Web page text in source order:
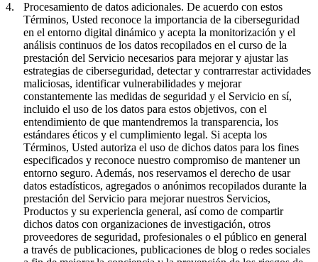
4.
Procesamiento de datos adicionales. De acuerdo con estos
Términos, Usted reconoce la importancia de la ciberseguridad
en el entorno digital dinámico y acepta la monitorización y el
análisis continuos de los datos recopilados en el curso de la
prestación del Servicio necesarios para mejorar y ajustar las
estrategias de ciberseguridad, detectar y contrarrestar actividades
maliciosas, identificar vulnerabilidades y mejorar
constantemente las medidas de seguridad y el Servicio en sí,
incluido el uso de los datos para estos objetivos, con el
entendimiento de que mantendremos la transparencia, los
estándares éticos y el cumplimiento legal. Si acepta los
Términos, Usted autoriza el uso de dichos datos para los fines
especificados y reconoce nuestro compromiso de mantener un
entorno seguro. Además, nos reservamos el derecho de usar
datos estadísticos, agregados o anónimos recopilados durante la
prestación del Servicio para mejorar nuestros Servicios,
Productos y su experiencia general, así como de compartir
dichos datos con organizaciones de investigación, otros
proveedores de seguridad, profesionales o el público en general
a través de publicaciones, publicaciones de blog o redes sociales